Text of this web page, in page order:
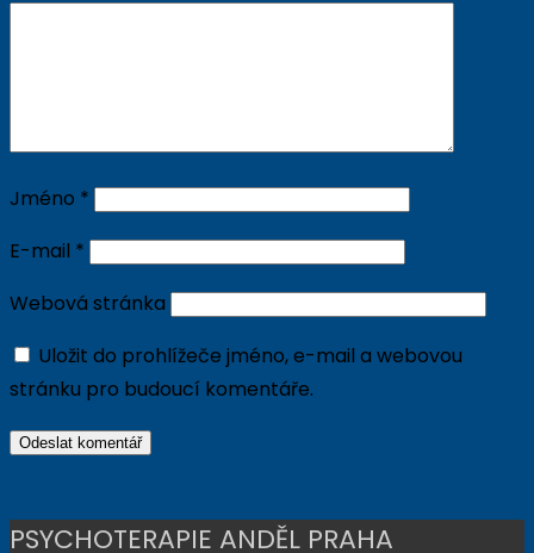
Jméno *
E-mail *
Webová stránka
Uložit do prohlížeče jméno, e-mail a webovou
stránku pro budoucí komentáře.
PSYCHOTERAPIE ANDĚL PRAHA